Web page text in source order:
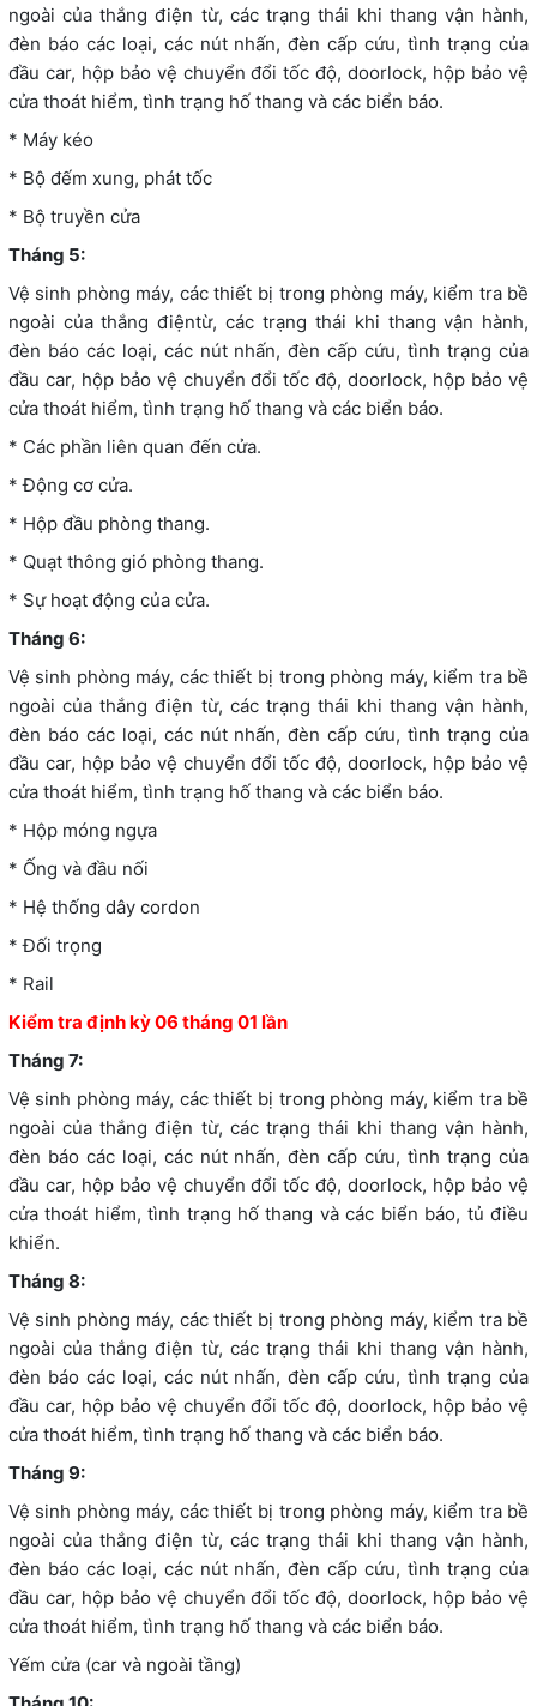
ngoài của thắng điện từ, các trạng thái khi thang vận hành,
đèn báo các loại, các nút nhấn, đèn cấp cứu, tình trạng của
đầu car, hộp bảo vệ chuyển đổi tốc độ, doorlock, hộp bảo vệ
cửa thoát hiểm, tình trạng hố thang và các biển báo.
* Máy kéo
* Bộ đếm xung, phát tốc
* Bộ truyền cửa
Tháng 5:
Vệ sinh phòng máy, các thiết bị trong phòng máy, kiểm tra bề
ngoài của thắng điệntừ, các trạng thái khi thang vận hành,
đèn báo các loại, các nút nhấn, đèn cấp cứu, tình trạng của
đầu car, hộp bảo vệ chuyển đổi tốc độ, doorlock, hộp bảo vệ
cửa thoát hiểm, tình trạng hố thang và các biển báo.
* Các phần liên quan đến cửa.
* Động cơ cửa.
* Hộp đầu phòng thang.
* Quạt thông gió phòng thang.
* Sự hoạt động của cửa.
Tháng 6:
Vệ sinh phòng máy, các thiết bị trong phòng máy, kiểm tra bề
ngoài của thắng điện từ, các trạng thái khi thang vận hành,
đèn báo các loại, các nút nhấn, đèn cấp cứu, tình trạng của
đầu car, hộp bảo vệ chuyển đổi tốc độ, doorlock, hộp bảo vệ
cửa thoát hiểm, tình trạng hố thang và các biển báo.
* Hộp móng ngựa
* Ống và đầu nối
* Hệ thống dây cordon
* Đối trọng
* Rail
Kiểm tra định kỳ 06 tháng 01 lần
Tháng 7:
Vệ sinh phòng máy, các thiết bị trong phòng máy, kiểm tra bề
ngoài của thắng điện từ, các trạng thái khi thang vận hành,
đèn báo các loại, các nút nhấn, đèn cấp cứu, tình trạng của
đầu car, hộp bảo vệ chuyển đổi tốc độ, doorlock, hộp bảo vệ
cửa thoát hiểm, tình trạng hố thang và các biển báo, tủ điều
khiển.
Tháng 8:
Vệ sinh phòng máy, các thiết bị trong phòng máy, kiểm tra bề
ngoài của thắng điện từ, các trạng thái khi thang vận hành,
đèn báo các loại, các nút nhấn, đèn cấp cứu, tình trạng của
đầu car, hộp bảo vệ chuyển đổi tốc độ, doorlock, hộp bảo vệ
cửa thoát hiểm, tình trạng hố thang và các biển báo.
Tháng 9:
Vệ sinh phòng máy, các thiết bị trong phòng máy, kiểm tra bề
ngoài của thắng điện từ, các trạng thái khi thang vận hành,
đèn báo các loại, các nút nhấn, đèn cấp cứu, tình trạng của
đầu car, hộp bảo vệ chuyển đổi tốc độ, doorlock, hộp bảo vệ
cửa thoát hiểm, tình trạng hố thang và các biển báo.
Yếm cửa (car và ngoài tầng)